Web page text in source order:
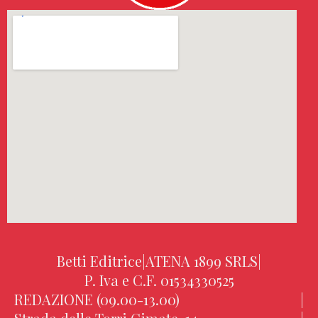
Betti Editrice|ATENA 1899 SRLS|
P. Iva e C.F. 01534330525
REDAZIONE (09.00-13.00)
|